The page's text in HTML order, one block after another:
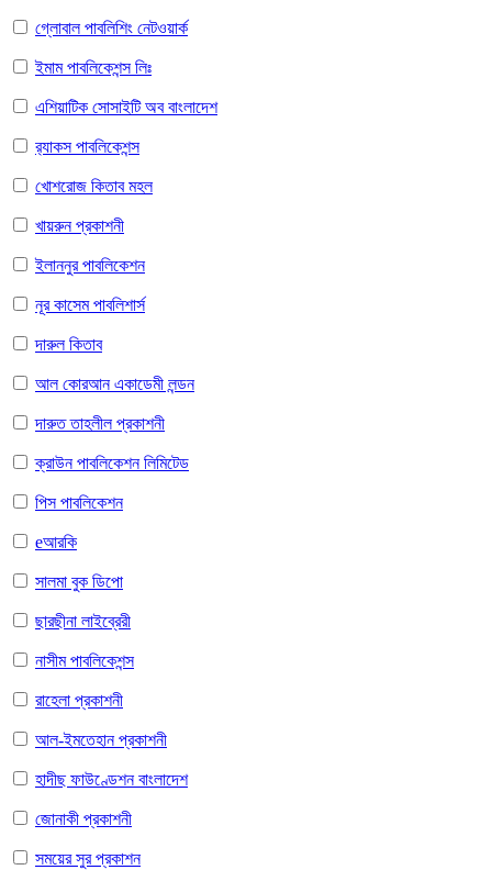
গ্লোবাল পাবলিশিং নেটওয়ার্ক
ইমাম পাবলিকেশন্স লিঃ
এশিয়াটিক সোসাইটি অব বাংলাদেশ
র‌্যাকস পাবলিকেশন্স
খোশরোজ কিতাব মহল
খায়রুন প্রকাশনী
ইলাননুর পাবলিকেশন
নূর কাসেম পাবলিশার্স
দারুল কিতাব
আল কোরআন একাডেমী লন্ডন
দারুত তাহলীল প্রকাশনী
ক্রাউন পাবলিকেশন লিমিটেড
পিস পাবলিকেশন
eআরকি
সালমা বুক ডিপো
ছারছীনা লাইব্রেরী
নাসীম পাবলিকেশন্স
রাহেলা প্রকাশনী
আল-ইমতেহান প্রকাশনী
হাদীছ ফাউণ্ডেশন বাংলাদেশ
জোনাকী প্রকাশনী
সময়ের সুর প্রকাশন